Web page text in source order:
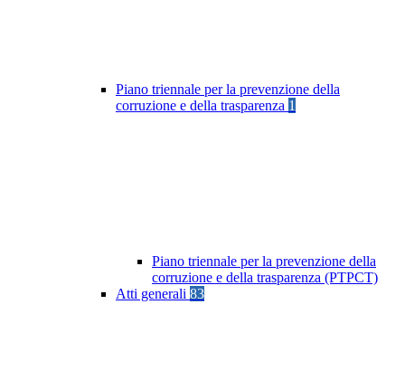
Piano triennale per la prevenzione della
corruzione e della trasparenza 1
Piano triennale per la prevenzione della
corruzione e della trasparenza (PTPCT)
Atti generali 83